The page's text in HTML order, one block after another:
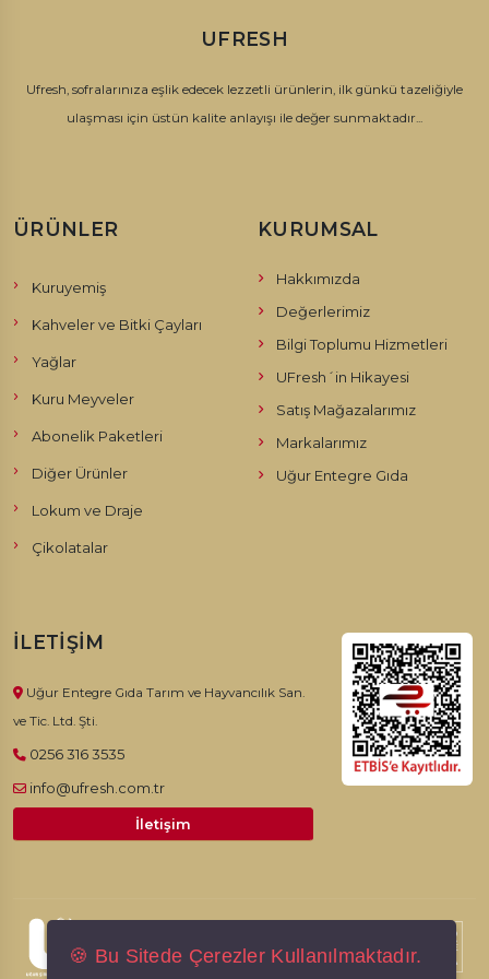
UFRESH
Ufresh, sofralarınıza eşlik edecek lezzetli ürünlerin, ilk günkü tazeliğiyle
ulaşması için üstün kalite anlayışı ile değer sunmaktadır...
ÜRÜNLER
Kuruyemiş
Kahveler ve Bitki Çayları
Yağlar
Kuru Meyveler
Abonelik Paketleri
Diğer Ürünler
Lokum ve Draje
Çikolatalar
KURUMSAL
Hakkımızda
Değerlerimiz
Bilgi Toplumu Hizmetleri
UFresh´in Hikayesi
Satış Mağazalarımız
Markalarımız
Uğur Entegre Gıda
İLETIŞIM
Uğur Entegre Gıda Tarım ve Hayvancılık San.
ve Tic. Ltd. Şti.
0256 316 3535
info@ufresh.com.tr
İletişim
© 2026, Ufresh. Tüm hakları saklıdır.
🍪 Bu Sitede Çerezler Kullanılmaktadır.